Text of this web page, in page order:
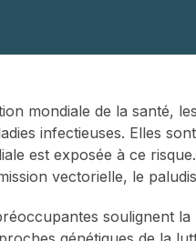
mondiale de la santé,
infectieuses. Elles
est exposée à ce
vectorielle, le
soulignent